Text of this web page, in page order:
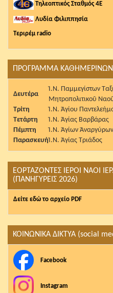
Τηλεοπτικός Σταθμός 4Ε
Λυδία Φιλιππησία
Τεριρέμ radio
ΠΡΟΓΡΑΜΜΑ ΚΑΘΗΜΕΡΙΝΩΝ
Δευτέρα
Ἱ.Ν. Παμμεγίστων
Μητροπολιτικοῦ
Τρίτη
Ἱ.Ν. Ἁγίου
Τετάρτη
Ἱ.Ν. Ἁγίας Βαρβάρας
Πέμπτη
Ἱ.Ν. Ἁγίων Ἀναργύρων
ΠαρασκευήἹ.Ν. Ἁγίας Τριάδος
ΕΟΡΤΑΖΟΝΤΕΣ ΙΕΡΟΙ ΝΑΟΙ
(ΠΑΝΗΓΥΡΕΙΣ 2026)
Δείτε εδώ το αρχείο PDF
ΚΟΙΝΩΝΙΚΑ ΔΙΚΤΥΑ (social
Facebook
Instagram